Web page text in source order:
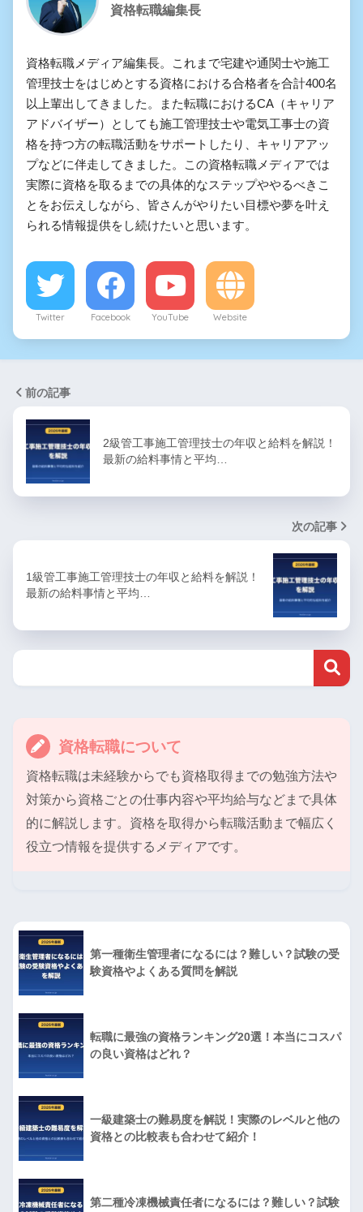
資格転職編集長
資格転職メディア編集長。これまで宅建や通関士や施工
管理技士をはじめとする資格における合格者を合計400名
以上輩出してきました。また転職におけるCA（キャリア
アドバイザー）としても施工管理技士や電気工事士の資
格を持つ方の転職活動をサポートしたり、キャリアアッ
プなどに伴走してきました。この資格転職メディアでは
実際に資格を取るまでの具体的なステップややるべきこ
とをお伝えしながら、皆さんがやりたい目標や夢を叶え
られる情報提供をし続けたいと思います。
Twitter Facebook YouTube Website
前の記事
2級管工事施工管理技士の年収と給料を解説！
最新の給料事情と平均…
次の記事
1級管工事施工管理技士の年収と給料を解説！
最新の給料事情と平均…
資格転職について
資格転職は未経験からでも資格取得までの勉強方法や
対策から資格ごとの仕事内容や平均給与などまで具体
的に解説します。資格を取得から転職活動まで幅広く
役立つ情報を提供するメディアです。
第一種衛生管理者になるには？難しい？試験の受
験資格やよくある質問を解説
転職に最強の資格ランキング20選！本当にコスパ
の良い資格はどれ？
一級建築士の難易度を解説！実際のレベルと他の
資格との比較表も合わせて紹介！
第二種冷凍機械責任者になるには？難しい？試験